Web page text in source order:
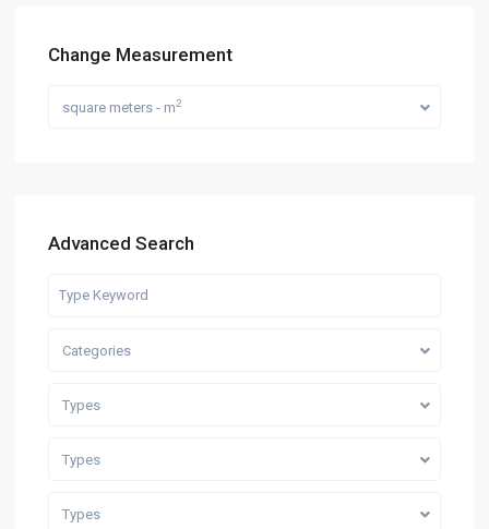
Change Measurement
square meters - m2
Advanced Search
Categories
Types
Types
Types